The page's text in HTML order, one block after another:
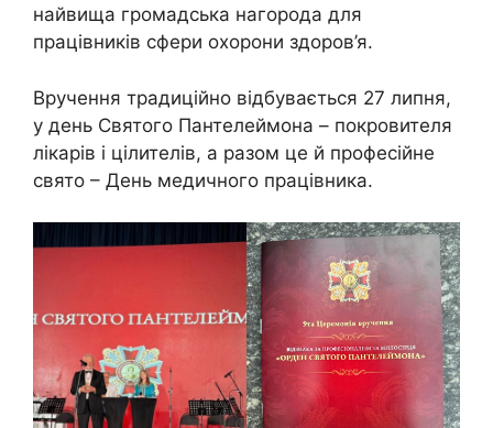
найвища громадська нагорода для
працівників сфери охорони здоров’я.
Вручення традиційно відбувається 27 липня,
у день Святого Пантелеймона – покровителя
лікарів і цілителів, а разом це й професійне
свято – День медичного працівника.